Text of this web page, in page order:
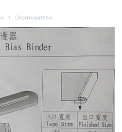
Окантователи